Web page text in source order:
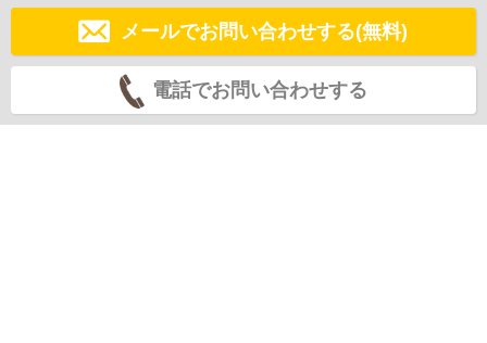
メールでお問い合わせする(無料)
電話でお問い合わせする